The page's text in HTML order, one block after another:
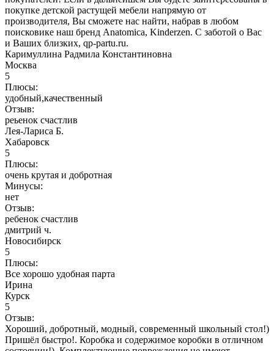
покупке детской растущей мебели напрямую от
производителя, Вы сможете нас найти, набрав в любом
поисковике наш бренд Anatomica, Kinderzen. С заботой о Вас
и Ваших близких, qp-partu.ru.
Каримуллина Радмила Константиновна
Москва
5
Плюсы:
удобный,качественный
Отзыв:
реьенок счастлив
Лея-Лариса Б.
Хабаровск
5
Плюсы:
очень крутая и добротная
Минусы:
нет
Отзыв:
ребенок счастлив
дмитрий ч.
Новосибирск
5
Плюсы:
Все хорошо удобная парта
Ирина
Курск
5
Отзыв:
Хороший, добротный, модный, современный школьный стол!)
Пришёл быстро!. Коробка и содержимое коробки в отличном